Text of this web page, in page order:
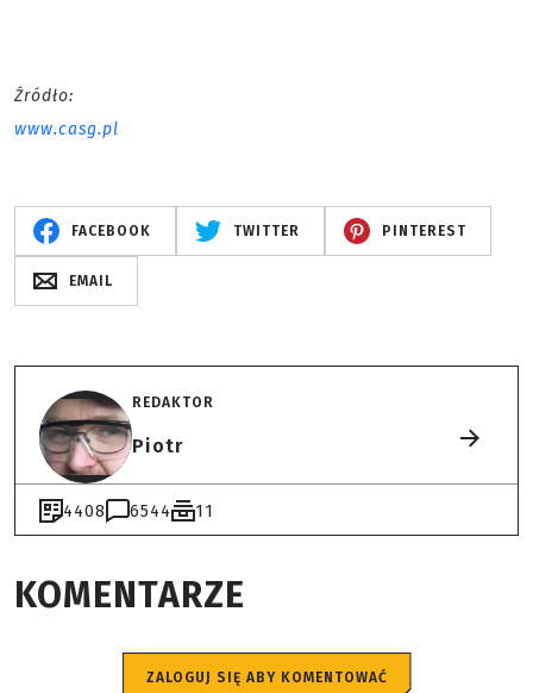
Źródło:
www.casg.pl
FACEBOOK TWITTER PINTEREST
EMAIL
REDAKTOR
Piotr
4408 6544 11
KOMENTARZE
ZALOGUJ SIĘ ABY KOMENTOWAĆ